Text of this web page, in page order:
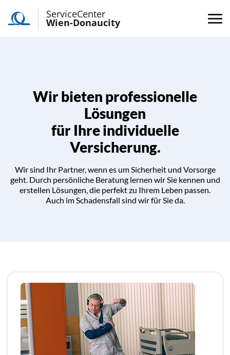
ServiceCenter
Wien-Donaucity
Wir bieten professionelle
Lösungen
für Ihre individuelle
Versicherung.
Wir sind Ihr Partner, wenn es um Sicherheit und Vorsorge
geht. Durch persönliche Beratung lernen wir Sie kennen und
erstellen Lösungen, die perfekt zu Ihrem Leben passen.
Auch im Schadensfall sind wir für Sie da.